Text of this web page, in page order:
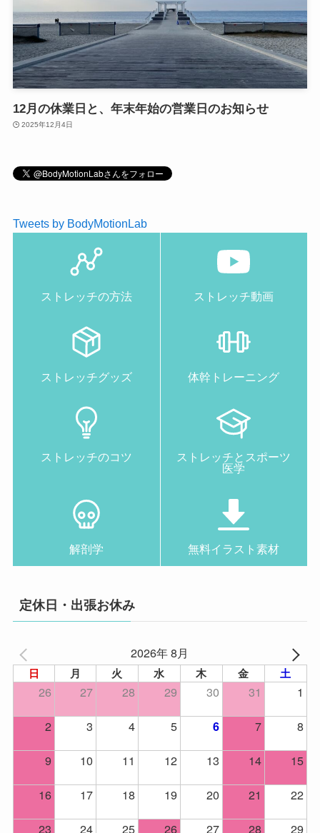
12月の休業日と、年末年始の営業日のお知らせ
2025年12月4日
Tweets by BodyMotionLab
ストレッチの方法 ストレッチ動画
ストレッチグッズ 体幹トレーニング
ストレッチのコツ
ストレッチとスポーツ
医学
解剖学 無料イラスト素材
定休日・出張お休み
2026年 8月
日 月 火 水 木 金 土
26 27 28 29 30 31
1
2
3 4 5 6 7
8
9
10 11 12 13 14
15
16
17 18 19 20 21
22
23
24 25 26 27 28
29